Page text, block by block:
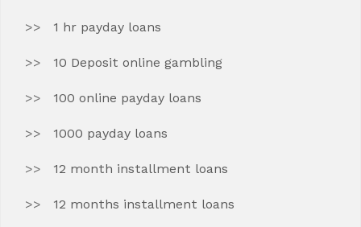
1 hr payday loans
10 Deposit online gambling
100 online payday loans
1000 payday loans
12 month installment loans
12 months installment loans